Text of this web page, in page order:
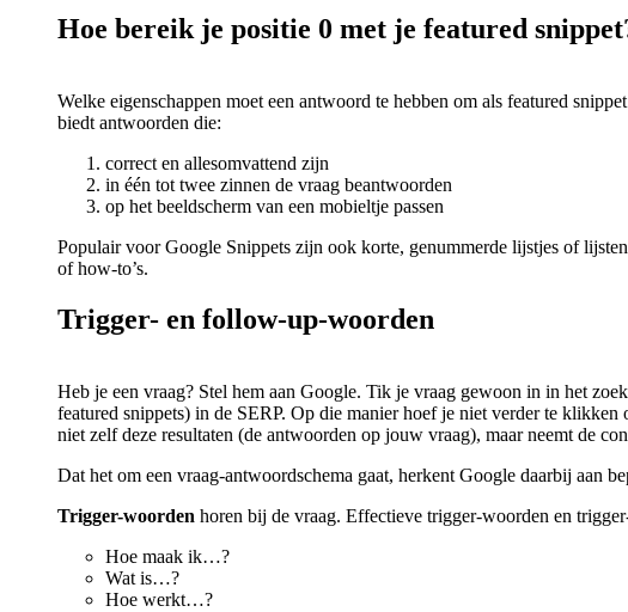
Hoe bereik je positie 0 met je featured
Welke eigenschappen moet een antwoord te hebben om als featured
biedt antwoorden die:
correct en allesomvattend zijn
in één tot twee zinnen de vraag beantwoorden
op het beeldscherm van een mobieltje passen
Populair voor Google Snippets zijn ook korte, genummerde lijstjes of
of how-to’s.
Trigger- en follow-up-woorden
Heb je een vraag? Stel hem aan Google. Tik je vraag gewoon in in het
featured snippets) in de SERP. Op die manier hoef je niet verder te
niet zelf deze resultaten (de antwoorden op jouw vraag), maar neemt de
Dat het om een vraag-antwoordschema gaat, herkent Google daarbij aan
Trigger-woorden horen bij de vraag. Effectieve trigger-woorden en
Hoe maak ik…?
Wat is…?
Hoe werkt…?